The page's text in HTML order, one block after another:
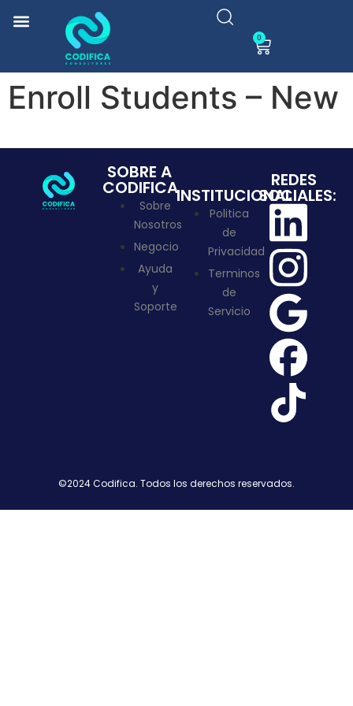
0
Enroll Students – New
SOBRE A
CODIFICA
Sobre
Nosotros
Negocio
Ayuda
y
Soporte
INSTITUCIONAL
Politica
de
Privacidad
Terminos
de
Servicio
REDES
SOCIALES:
©2024 Codifica. Todos los derechos reservados.